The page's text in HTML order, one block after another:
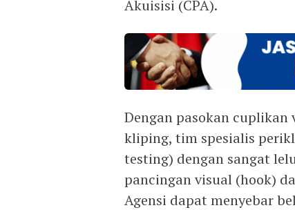
Akuisisi (CPA).
Dengan pasokan
kliping, tim spesialis
testing) dengan sangat
pancingan visual (hook)
Agensi dapat menyebar